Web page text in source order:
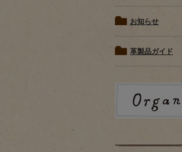
お知らせ
革製品ガイド